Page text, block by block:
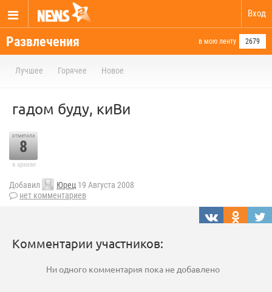
Вход
Развлечения в мою ленту 2679
Лучшее Горячее Новое
гадом буду, киВи
отметили
8
в архиве
Добавил Юрец 19 Августа 2008
нет комментариев
Комментарии участников:
Ни одного комментария пока не добавлено